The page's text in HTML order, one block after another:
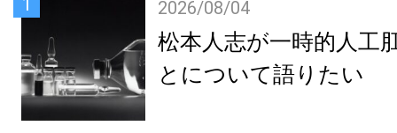
2026/08/04
松本人志が一時的人工
とについて語りたい